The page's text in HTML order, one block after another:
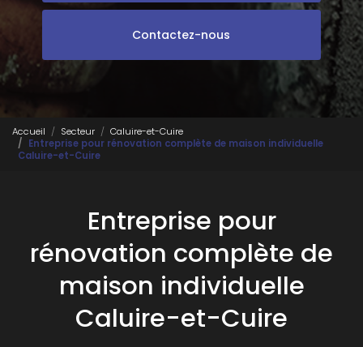
Contactez-nous
Accueil Secteur
Caluire-et-Cuire
Entreprise pour rénovation complète de maison individuelle
Caluire-et-Cuire
Entreprise pour
rénovation complète de
maison individuelle
Caluire-et-Cuire